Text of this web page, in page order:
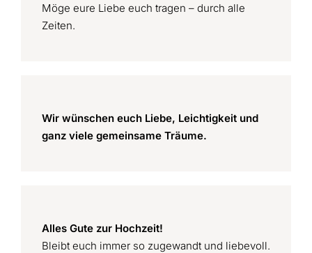
Möge eure Liebe euch tragen – durch alle
Zeiten.
Wir wünschen euch Liebe, Leichtigkeit und
ganz viele gemeinsame Träume.
Alles Gute zur Hochzeit!
Bleibt euch immer so zugewandt und liebevoll.